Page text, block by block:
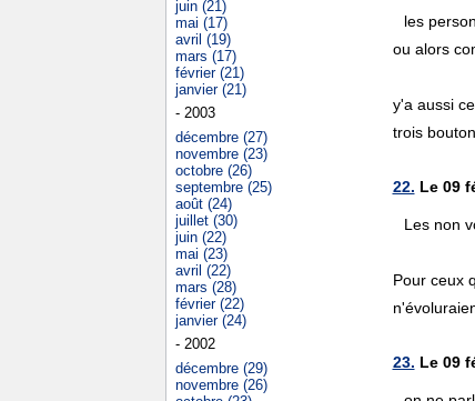
les
ou alors
y'a aussi
trois
22. Le 09
Les non
Pour ceux
23. Le 09
juin (21)
mai (17)
avril (19)
mars (17)
février (21)
janvier (21)
- 2003
décembre (27)
novembre (23)
octobre (26)
septembre (25)
août (24)
juillet (30)
juin (22)
mai (23)
avril (22)
mars (28)
février (22)
janvier (24)
- 2002
décembre (29)
novembre (26)